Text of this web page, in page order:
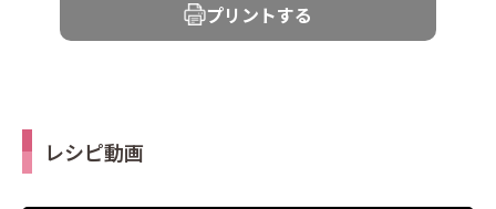
プリントする
レシピ動画